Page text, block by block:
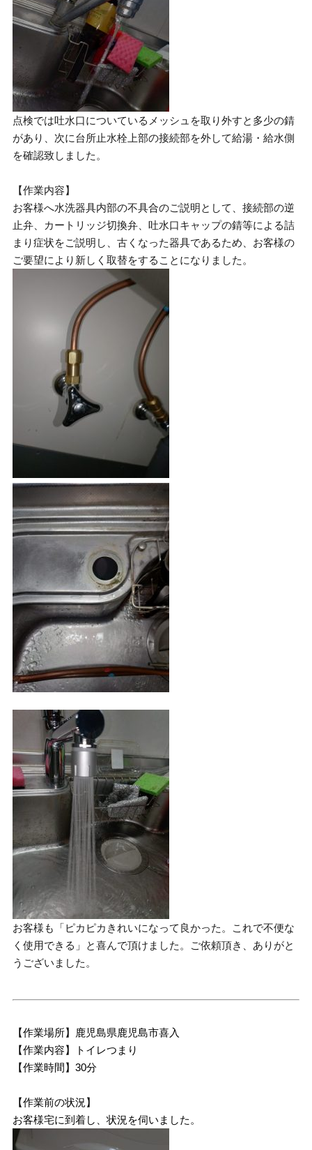
点検では吐水口についているメッシュを取り外すと多少の錆
があり、次に台所止水栓上部の接続部を外して給湯・給水側
を確認致しました。
【作業内容】
お客様へ水洗器具内部の不具合のご説明として、接続部の逆
止弁、カートリッジ切換弁、吐水口キャップの錆等による詰
まり症状をご説明し、古くなった器具であるため、お客様の
ご要望により新しく取替をすることになりました。
お客様も「ピカピカきれいになって良かった。これで不便な
く使用できる」と喜んで頂けました。ご依頼頂き、ありがと
うございました。
【作業場所】鹿児島県鹿児島市喜入
【作業内容】トイレつまり
【作業時間】30分
【作業前の状況】
お客様宅に到着し、状況を伺いました。